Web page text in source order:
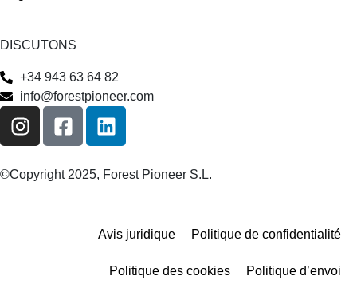
DISCUTONS
+34 943 63 64 82
info@forestpioneer.com
©Copyright 2025, Forest Pioneer S.L.
Avis juridique Politique de confidentialité
Politique des cookies Politique d’envoi